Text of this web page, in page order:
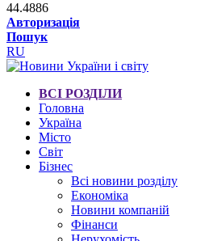
44.4886
Авторизація
Пошук
RU
ВСІ РОЗДІЛИ
Головна
Україна
Місто
Світ
Бізнес
Всі новини розділу
Економіка
Новини компаній
Фінанси